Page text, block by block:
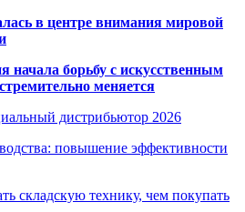
в центре внимания мировой
начала борьбу с искусственным
меняется
дистрибьютор 2026
повышение эффективности
складскую технику, чем покупать